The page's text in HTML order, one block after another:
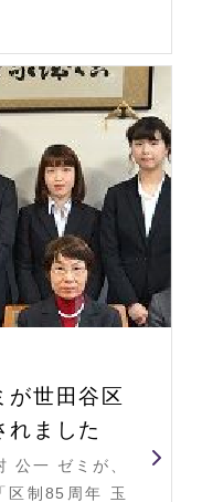
が世田谷区
れました
公一 ゼミが、
区制85周年 玉